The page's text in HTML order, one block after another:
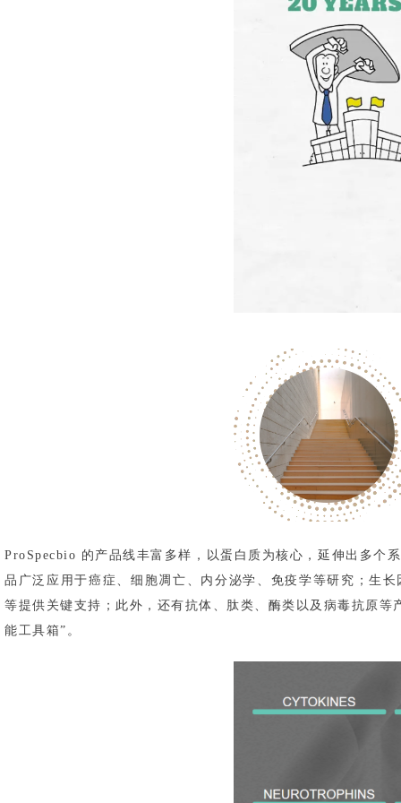
ProSpecbio 的产品线丰富多样，以蛋白质为核心，延伸出多个
品广泛应用于癌症、细胞凋亡、内分泌学、免疫学等研究；生
等提供关键支持；此外，还有抗体、肽类、酶类以及病毒抗原
能工具箱”。